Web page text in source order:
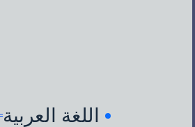
اللغة العربية